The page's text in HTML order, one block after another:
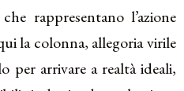
rappresentano l’azione
la colonna, allegoria virile
per arrivare a realtà ideali,